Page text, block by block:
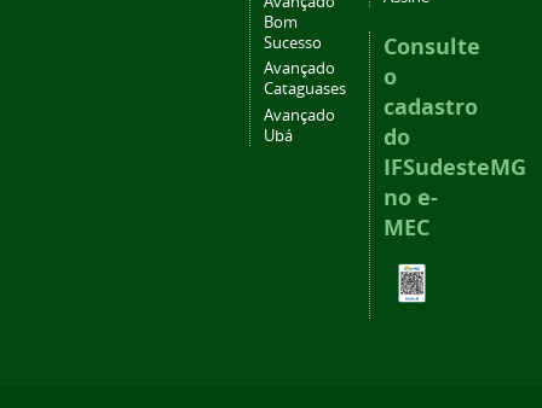
Bom
Sucesso
Avançado
Cataguases
Avançado
Ubá
Consulte
o
cadastro
do
IFSudesteMG
no e-
MEC